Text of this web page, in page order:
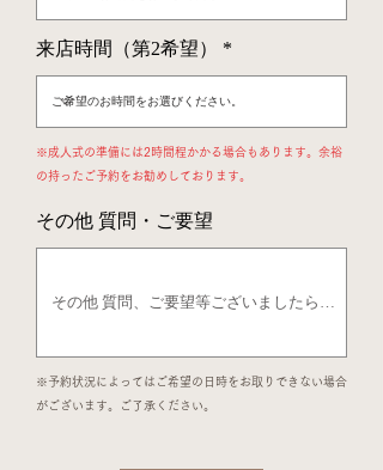
来店時間（第2希望）
​※成人式の準備には2時間程かかる場合もあります。余裕
の持ったご予約をお勧めしております。
その他 質問・ご要望
※予約状況によってはご希望の日時をお取りできない場合
がございます。
ご了承ください。